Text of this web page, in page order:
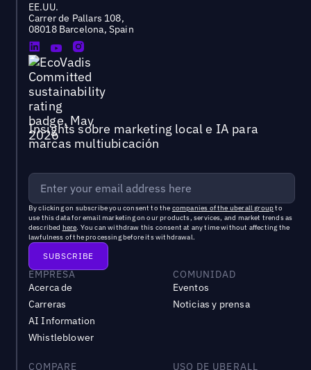
EE.UU.
Carrer de Pallars 108,
08018 Barcelona, Spain
Insights sobre marketing local e IA para
marcas multiubicación
By clicking on subscribe you consent to the companies of the uberall groupto
use this data for email marketing on our products, services, and market trends as
described here. You can withdraw this consent at any time without affecting the
lawfulness of the processing before its withdrawal.
EMPRESA
Acerca de
Carreras
AI Information
Whistleblower
COMUNIDAD
Eventos
Noticias y prensa
COMPARE USO DE UBERALL